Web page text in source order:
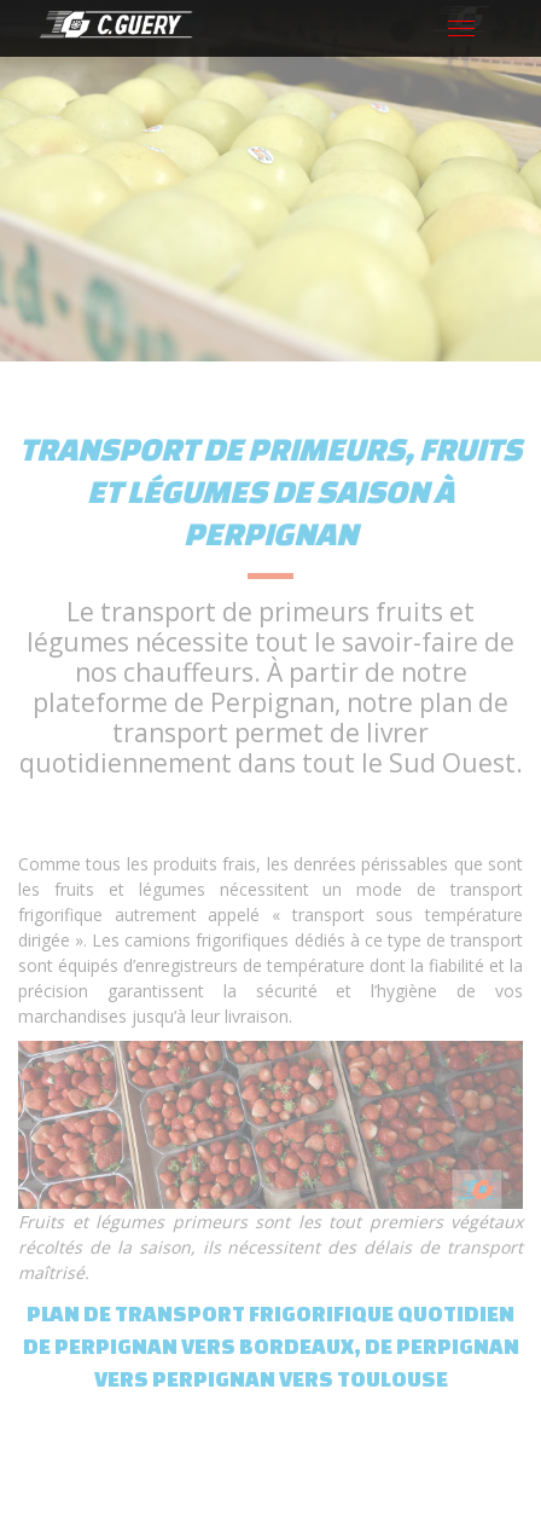
Toggle
navigation
TRANSPORT DE PRIMEURS, FRUITS
ET LÉGUMES DE SAISON À
PERPIGNAN
Le transport de primeurs fruits et
légumes nécessite tout le savoir-faire de
nos chauffeurs. À partir de notre
plateforme de Perpignan, notre plan de
transport permet de livrer
quotidiennement dans tout le Sud Ouest.
Comme tous les produits frais, les denrées périssables que sont
les fruits et légumes nécessitent un mode de transport
frigorifique autrement appelé « transport sous température
dirigée ». Les camions frigorifiques dédiés à ce type de transport
sont équipés d’enregistreurs de température dont la fiabilité et la
précision garantissent la sécurité et l’hygiène de vos
marchandises jusqu’à leur livraison.
Fruits et légumes primeurs sont les tout premiers végétaux
récoltés de la saison, ils nécessitent des délais de transport
maîtrisé.
PLAN DE TRANSPORT FRIGORIFIQUE QUOTIDIEN
DE PERPIGNAN VERS BORDEAUX, DE PERPIGNAN
VERS PERPIGNAN VERS TOULOUSE